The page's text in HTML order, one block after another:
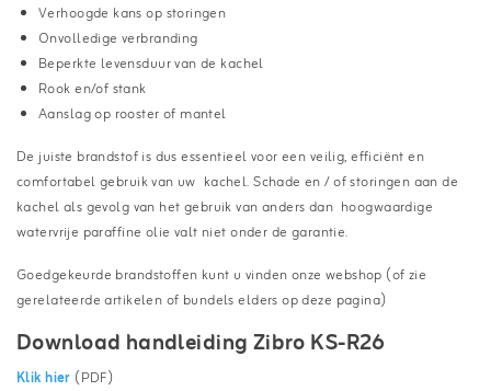
Verhoogde kans op storingen
Onvolledige verbranding
Beperkte levensduur van de kachel
Rook en/of stank
Aanslag op rooster of mantel
De juiste brandstof is dus essentieel voor een veilig, efficiënt en
comfortabel gebruik van uw kachel. Schade en / of storingen aan de
kachel als gevolg van het gebruik van anders dan hoogwaardige
watervrije paraffine olie valt niet onder de garantie.
Goedgekeurde brandstoffen kunt u vinden onze webshop (of zie
gerelateerde artikelen of bundels elders op deze pagina)
Download handleiding Zibro KS-R26
Klik hier (PDF)